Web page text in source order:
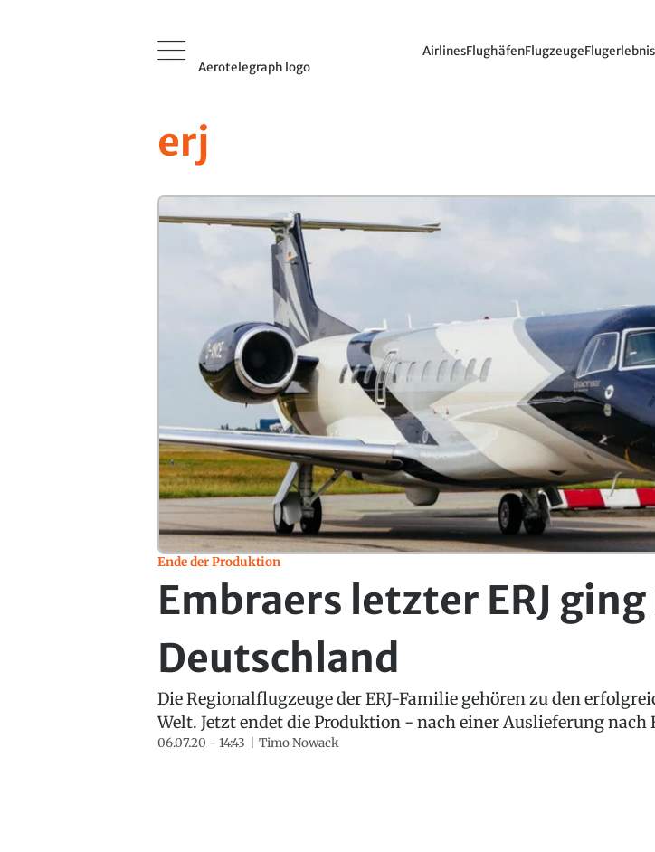
Aerotelegraph logo
AirlinesFlughäfenFlugzeugeFlugerlebnis
erj
Ende der Produktion
Embraers letzter ERJ ging
Deutschland
Die Regionalflugzeuge der ERJ-Familie gehören zu den
Welt. Jetzt endet die Produktion - nach einer Auslieferung nach
06.07.20 - 14:43 Timo Nowack